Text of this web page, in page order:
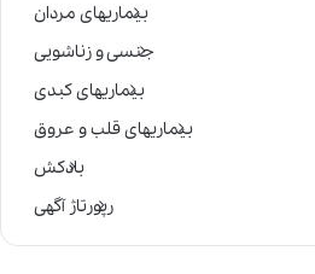
بیماریهای مردان
جنسی و زناشویی
بیماریهای کبدی
بیماریهای قلب و عروق
بادکش
رپورتاژ آگهی